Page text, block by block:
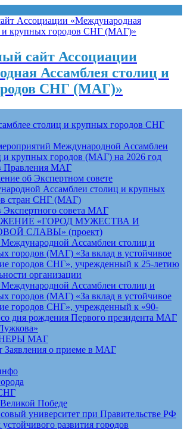
сайт Ассоциации
Ассамблея столиц и
СНГ (МАГ)»
столиц и крупных городов СНГ
Международной Ассамблеи
и крупных городов (МАГ) на 2026 год
Правления МАГ
об Экспертном совете
Ассамблеи столиц и крупных
стран СНГ (МАГ)
Экспертного совета МАГ
«ГОРОД МУЖЕСТВА И
СЛАВЫ» (проект)
Ассамблеи столиц и
городов (МАГ) «За вклад в устойчивое
городов СНГ», учрежденный к 25-летию
организации
Ассамблеи столиц и
городов (МАГ) «За вклад в устойчивое
городов СНГ», учрежденный к «90-
дня рождения Первого президента МАГ
МАГ
Заявления о приеме в МАГ
Победе
университет при Правительстве РФ
развития городов